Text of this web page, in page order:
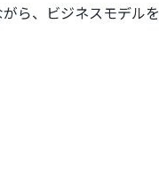
ら、ビジネスモデルを